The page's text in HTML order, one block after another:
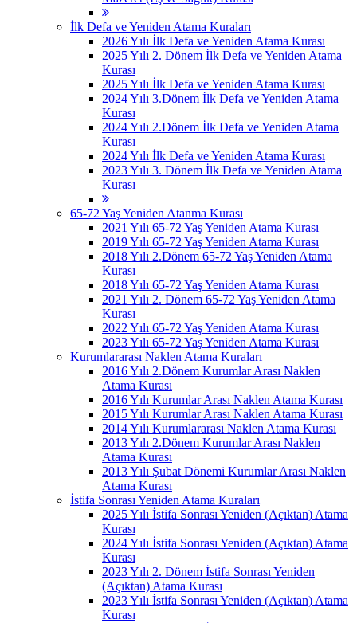
İlk Defa ve Yeniden Atama Kuraları
2026 Yılı İlk Defa ve Yeniden Atama Kurası
2025 Yılı 2. Dönem İlk Defa ve Yeniden Atama
Kurası
2025 Yılı İlk Defa ve Yeniden Atama Kurası
2024 Yılı 3.Dönem İlk Defa ve Yeniden Atama
Kurası
2024 Yılı 2.Dönem İlk Defa ve Yeniden Atama
Kurası
2024 Yılı İlk Defa ve Yeniden Atama Kurası
2023 Yılı 3. Dönem İlk Defa ve Yeniden Atama
Kurası
65-72 Yaş Yeniden Atanma Kurası
2021 Yılı 65-72 Yaş Yeniden Atama Kurası
2019 Yılı 65-72 Yaş Yeniden Atama Kurası
2018 Yılı 2.Dönem 65-72 Yaş Yeniden Atama
Kurası
2018 Yılı 65-72 Yaş Yeniden Atama Kurası
2021 Yılı 2. Dönem 65-72 Yaş Yeniden Atama
Kurası
2022 Yılı 65-72 Yaş Yeniden Atama Kurası
2023 Yılı 65-72 Yaş Yeniden Atama Kurası
Kurumlararası Naklen Atama Kuraları
2016 Yılı 2.Dönem Kurumlar Arası Naklen
Atama Kurası
2016 Yılı Kurumlar Arası Naklen Atama Kurası
2015 Yılı Kurumlar Arası Naklen Atama Kurası
2014 Yılı Kurumlararası Naklen Atama Kurası
2013 Yılı 2.Dönem Kurumlar Arası Naklen
Atama Kurası
2013 Yılı Şubat Dönemi Kurumlar Arası Naklen
Atama Kurası
İstifa Sonrası Yeniden Atama Kuraları
2025 Yılı İstifa Sonrası Yeniden (Açıktan) Atama
Kurası
2024 Yılı İstifa Sonrası Yeniden (Açıktan) Atama
Kurası
2023 Yılı 2. Dönem İstifa Sonrası Yeniden
(Açıktan) Atama Kurası
2023 Yılı İstifa Sonrası Yeniden (Açıktan) Atama
Kurası